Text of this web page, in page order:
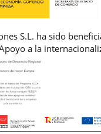
S.L. ha sido
a la